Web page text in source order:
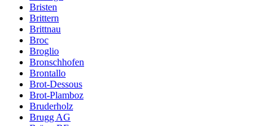
Bristen
Brittern
Brittnau
Broc
Broglio
Bronschhofen
Brontallo
Brot-Dessous
Brot-Plamboz
Bruderholz
Brugg AG